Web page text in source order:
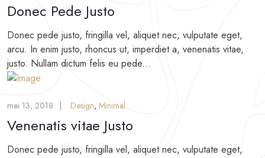
Donec Pede Justo
Donec pede justo, fringilla vel, aliquet nec, vulputate eget,
arcu. In enim justo, rhoncus ut, imperdiet a, venenatis vitae,
justo. Nullam dictum felis eu pede...
mei 13, 2018 Design, Minimal
Venenatis vitae Justo
Donec pede justo, fringilla vel, aliquet nec, vulputate eget,